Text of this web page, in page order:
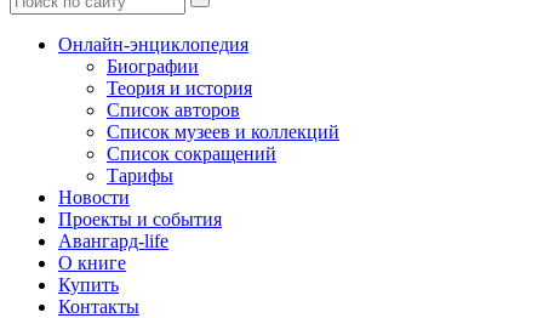
Онлайн-энциклопедия
Биографии
Теория и история
Список авторов
Список музеев и коллекций
Список сокращений
Тарифы
Новости
Проекты и события
Авангард-life
О книге
Купить
Контакты